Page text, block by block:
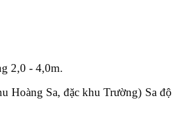
2,0 - 4,0m.
Hoàng Sa, đặc khu Trường) Sa độ